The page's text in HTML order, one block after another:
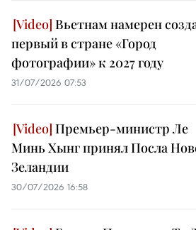
Вьетнам намерен
первый в стране «Город
фотографии» к 2027 году
31/07/2026 07:53
Премьер-министр Ле
Минь Хынг принял Посла
Зеландии
30/07/2026 16:58